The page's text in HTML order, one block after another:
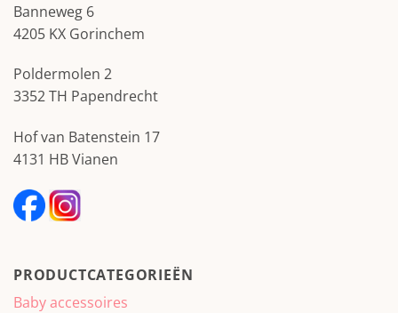
Banneweg 6
4205 KX Gorinchem
Poldermolen 2
3352 TH Papendrecht
Hof van Batenstein 17
4131 HB Vianen
PRODUCTCATEGORIEËN
Baby accessoires